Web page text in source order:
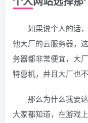
如果说个人的话
他大厂的云服务器，
务器都非常便宜，大
特惠机，并且大厂也
那么为什么我要
大家都知道，在游戏